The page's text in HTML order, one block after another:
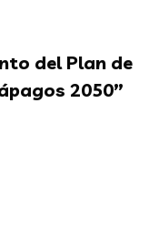
del Plan de
2050”